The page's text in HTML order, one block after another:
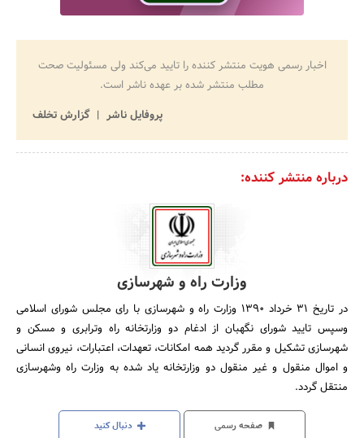
اخبار رسمی هویت منتشر کننده را تایید می‌کند ولی مسئولیت صحت
مطلب منتشر شده بر عهده ناشر است.
پروفایل ناشر
گزارش تخلف
درباره منتشر کننده:
وزارت راه و شهرسازی
در تاریخ 31 خرداد 1390 وزارت راه و شهرسازی با رای مجلس شورای اسلامی
وسپس تایید شورای نگهبان از ادغام دو وزارتخانه راه وترابری و مسکن و
شهرسازی تشکیل و مقرر گردید همه امکانات، تعهدات، اعتبارات، نیروی انسانی
و اموال منقول و غیر منقول دو وزارتخانه یاد شده به وزارت راه وشهرسازی
منتقل گردد.
صفحه رسمی دنبال کنید